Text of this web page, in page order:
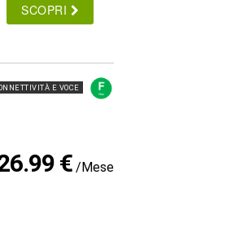
SCOPRI
E VOCE
€ /Mese